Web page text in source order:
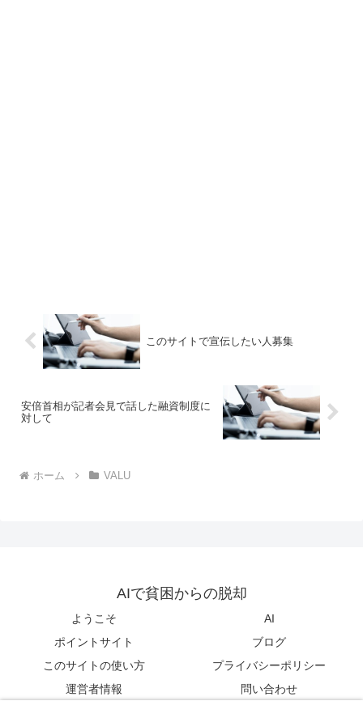
このサイトで宣伝したい人募集
安倍首相が記者会見で話した融資制度に
対して
ホーム VALU
AIで貧困からの脱却
ようこそ
AI
ポイントサイト
ブログ
このサイトの使い方
プライバシーポリシー
運営者情報
問い合わせ